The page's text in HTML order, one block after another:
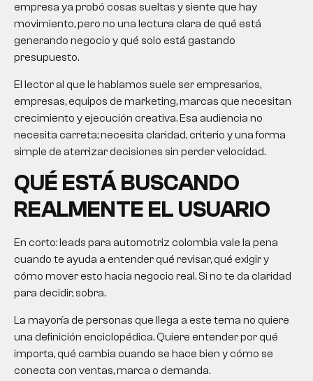
empresa ya probó cosas sueltas y siente que hay
movimiento, pero no una lectura clara de qué está
generando negocio y qué solo está gastando
presupuesto.
El lector al que le hablamos suele ser empresarios,
empresas, equipos de marketing, marcas que necesitan
crecimiento y ejecución creativa. Esa audiencia no
necesita carreta; necesita claridad, criterio y una forma
simple de aterrizar decisiones sin perder velocidad.
QUÉ ESTÁ BUSCANDO
REALMENTE EL USUARIO
En corto:leads para automotriz colombia vale la pena
cuando te ayuda a entender qué revisar, qué exigir y
cómo mover esto hacia negocio real. Si no te da claridad
para decidir, sobra.
La mayoría de personas que llega a este tema no quiere
una definición enciclopédica. Quiere entender por qué
importa, qué cambia cuando se hace bien y cómo se
conecta con ventas, marca o demanda.